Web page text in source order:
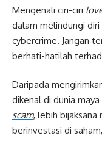
Mengenali ciri-ciri
dalam melindungi diri
cybercrime. Jangan
berhati-hatilah
Daripada
dikenal di dunia
scam, lebih
berinvestasi di